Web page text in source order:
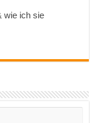
wie ich sie